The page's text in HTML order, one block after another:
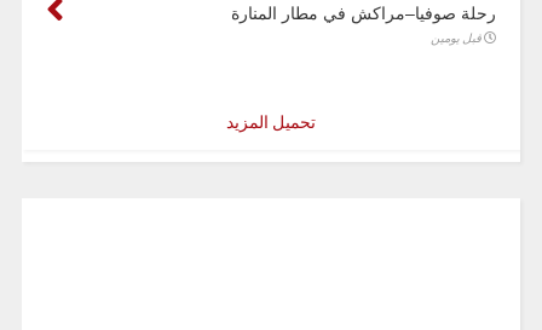
رحلة صوفيا–مراكش في مطار المنارة
قبل يومين
تحميل المزيد